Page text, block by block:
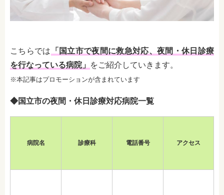
こちらでは 「国立市で夜間に救急対応、夜間・休日診療
を行なっている病院」 をご紹介していきます。
※本記事はプロモーションが含まれています
◆国立市の夜間・休日診療対応病院一覧
病院名 診療科 電話番号 アクセス